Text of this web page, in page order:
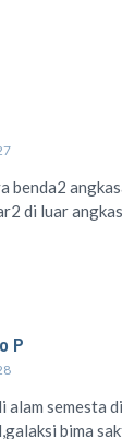
benda2
di luar
P
alam semesta
bima